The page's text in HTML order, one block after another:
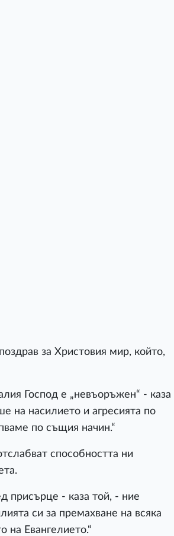
за Христовия мир, който,
Господ е „невъоръжен“ - каза
на насилието и агресията по
по същия начин.“
способността ни
присърце - каза той, - ние
си за премахване на всяка
на Евангелието.“